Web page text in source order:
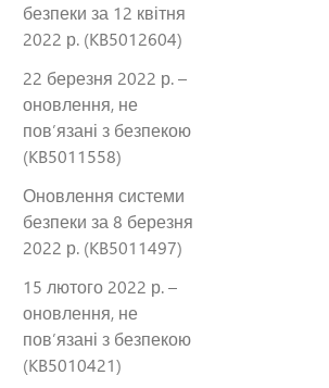
безпеки за 12 квітня
2022 р. (KB5012604)
22 березня 2022 р. –
оновлення, не
пов’язані з безпекою
(KB5011558)
Оновлення системи
безпеки за 8 березня
2022 р. (KB5011497)
15 лютого 2022 р. –
оновлення, не
пов’язані з безпекою
(KB5010421)